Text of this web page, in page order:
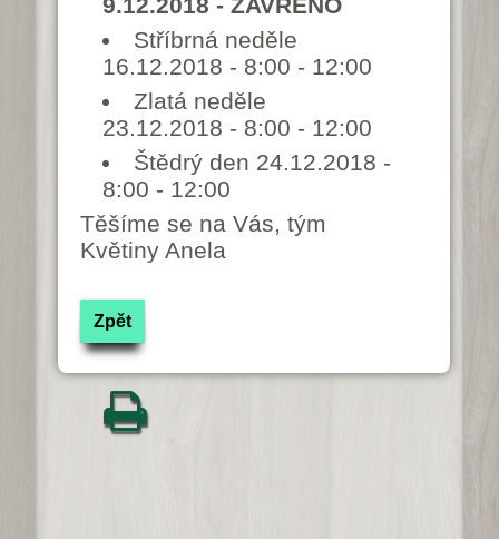
Stříbrná neděle
16.12.2018 - 8:00 - 12:00
Zlatá neděle
23.12.2018 - 8:00 - 12:00
Štědrý den 24.12.2018 -
8:00 - 12:00
Těšíme se na Vás, tým
Květiny Anela
Zpět